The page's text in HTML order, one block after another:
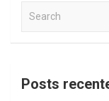
a
c
Posts